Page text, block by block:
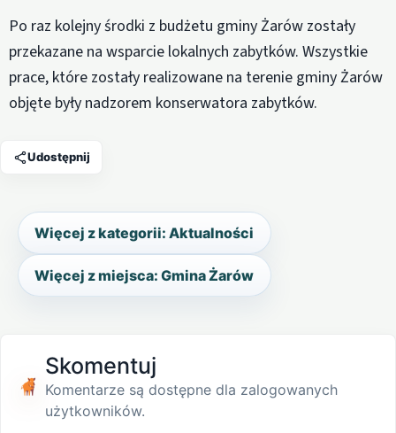
Po raz kolejny środki z budżetu gminy Żarów zostały
przekazane na wsparcie lokalnych zabytków. Wszystkie
prace, które zostały realizowane na terenie gminy Żarów
objęte były nadzorem konserwatora zabytków.
Udostępnij
Więcej z kategorii: Aktualności
Więcej z miejsca: Gmina Żarów
Skomentuj
Komentarze są dostępne dla zalogowanych
użytkowników.